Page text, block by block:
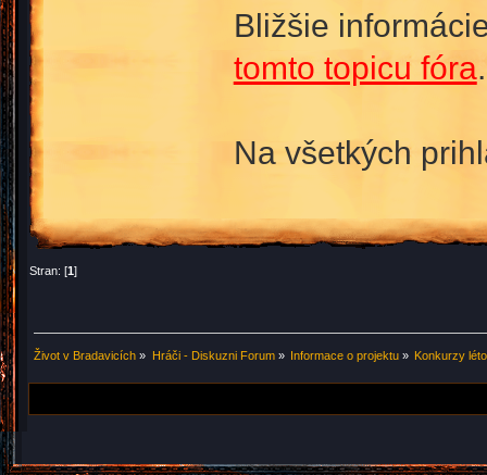
Bližšie
tomto topicu fóra.
Na všetkých
Stran: [1]
Život v Bradavicích » Hráči - Diskuzni Forum» Informace o projektu» Konkurzy